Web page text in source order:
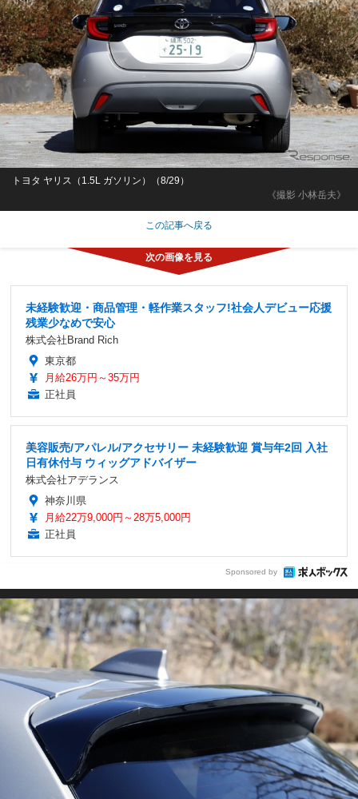
《撮影 小林岳夫》
トヨタ ヤリス（1.5L ガソリン）（8/29）
この記事へ戻る
未経験歓迎・商品管理・軽作業スタッフ!社会人デビュー応援
残業少なめで安心
株式会社Brand Rich
東京都
月給26万円～35万円
正社員
美容販売/アパレル/アクセサリー 未経験歓迎 賞与年2回 入社
日有休付与 ウィッグアドバイザー
株式会社アデランス
神奈川県
月給22万9,000円～28万5,000円
正社員
Sponsored by